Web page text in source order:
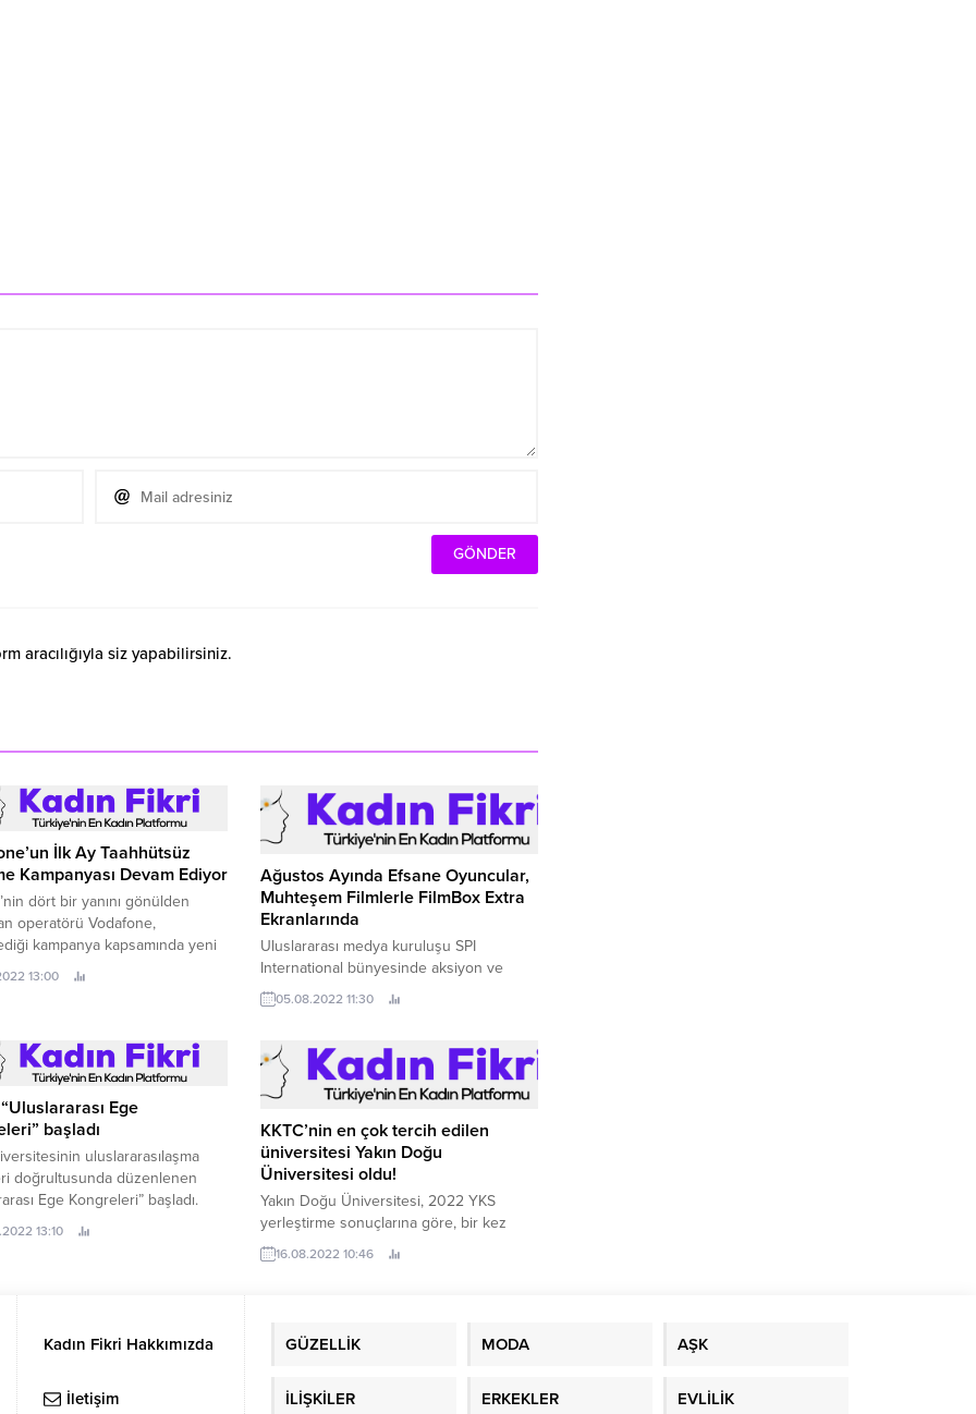
aracılığıyla siz yapabilirsiniz.
İlk Ay Taahhütsüz
Kampanyası Devam Ediyor
dört bir yanını gönülden
operatörü Vodafone,
kampanya kapsamında yeni
bireysel faturalı müşteriler için
çıkış” hakkını kalıcı
13:00
Ağustos Ayında Efsane Oyuncular,
Muhteşem Filmlerle FilmBox Extra
Ekranlarında
Uluslararası medya kuruluşu SPI
International bünyesinde aksiyon ve
gerilim ağırlıklı filmlere ağırlık veren
FilmBox Extra, en parlak yıldızları,
sürükleyici öykülerle birleştiren filmlerle
serüvenin temposunu ekranlara taşıyor.
05.08.2022 11:30
“Uluslararası Ege
başladı
uluslararasılaşma
doğrultusunda düzenlenen
Ege Kongreleri” başladı.
13:10
KKTC’nin en çok tercih edilen
üniversitesi Yakın Doğu
Üniversitesi oldu!
Yakın Doğu Üniversitesi, 2022 YKS
yerleştirme sonuçlarına göre, bir kez
daha KKTC’nin en çok tercih edilen
üniversitesi oldu.
16.08.2022 10:46
Kadın Fikri Hakkımızda
İletişim
GÜZELLİK MODA AŞK
İLİŞKİLER ERKEKLER EVLİLİK